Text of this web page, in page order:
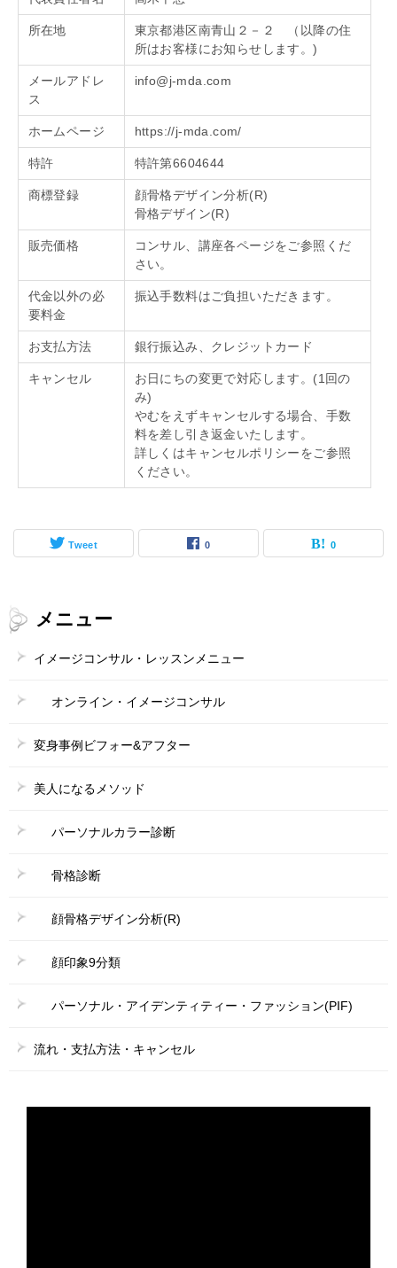
所在地 東京都港区南青山２－２ （ 以降の住
所はお客様にお知らせします。)
メールアドレ
ス
info@j-mda.com
ホームページ https://j-mda.com/
特許 特許第6604644
商標登録
顔骨格デザイン分析(R)
骨格デザイン(R)
販売価格
コンサル、講座各ページをご参照くだ
さい。
代金以外の必
要料金
振込手数料はご負担いただきます。
お支払方法 銀行振込み、クレジットカード
キャンセル
お日にちの変更で対応します。(1回の
み)
やむをえずキャンセルする場合、手数
料を差し引き返金いたします。
詳しくはキャンセルポリシーをご参照
ください。
Tweet 0 0
メニュー
イメージコンサル・レッスンメニュー
オンライン・イメージコンサル
変身事例ビフォー&アフター
美人になるメソッド
パーソナルカラー診断
骨格診断
顔骨格デザイン分析(R)
顔印象9分類
パーソナル・アイデンティティー・ファッション(PIF)
流れ・支払方法・キャンセル